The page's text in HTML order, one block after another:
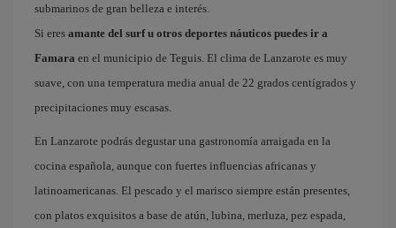
submarinos de gran belleza e interés.
Si eres amante del surf u otros deportes náuticos puedes ir a
Famara en el municipio de Teguis. El clima de Lanzarote es muy
suave, con una temperatura media anual de 22 grados centígrados y
precipitaciones muy escasas.
En Lanzarote podrás degustar una gastronomía arraigada en la
cocina española, aunque con fuertes influencias africanas y
latinoamericanas. El pescado y el marisco siempre están presentes,
con platos exquisitos a base de atún, lubina, merluza, pez espada,